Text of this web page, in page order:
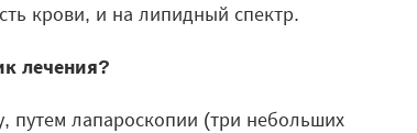
крови, и на липидный спектр.
лечения?
путем лапароскопии (три небольших